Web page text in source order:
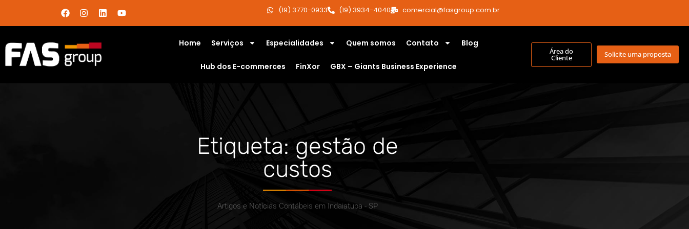
(19) 3770-0933 (19) 3934-4040 comercial@fasgroup.com.br
Home Serviços Especialidades Quem somos Contato Blog
Hub dos E-commerces FinXor GBX – Giants Business Experience
Área do
Cliente Solicite uma proposta
Etiqueta: gestão de
custos
Artigos e Notícias Contábeis em Indaiatuba - SP